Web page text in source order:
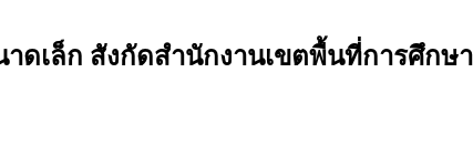
ดเล็ก สังกัดสำนักงานเขตพื้นที่การศึก